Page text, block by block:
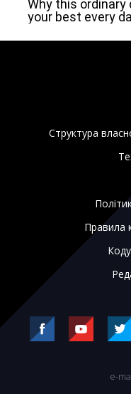
Структура
Правила
e-